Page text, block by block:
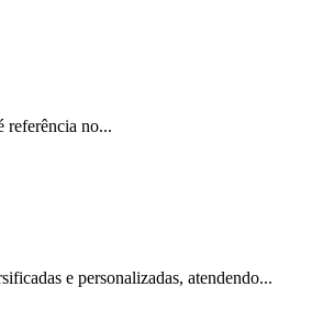
referência no...
e personalizadas, atendendo...